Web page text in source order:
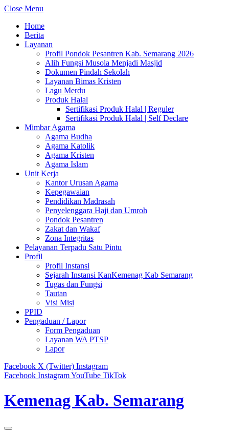
Close Menu
Home
Berita
Layanan
Profil Pondok Pesantren Kab. Semarang 2026
Alih Fungsi Musola Menjadi Masjid
Dokumen Pindah Sekolah
Layanan Bimas Kristen
Lagu Merdu
Produk Halal
Sertifikasi Produk Halal | Reguler
Sertifikasi Produk Halal | Self Declare
Mimbar Agama
Agama Budha
Agama Katolik
Agama Kristen
Agama Islam
Unit Kerja
Kantor Urusan Agama
Kepegawaian
Pendidikan Madrasah
Penyelenggara Haji dan Umroh
Pondok Pesantren
Zakat dan Wakaf
Zona Integritas
Pelayanan Terpadu Satu Pintu
Profil
Profil Instansi
Sejarah Instansi KanKemenag Kab Semarang
Tugas dan Fungsi
Tautan
Visi Misi
PPID
Pengaduan / Lapor
Form Pengaduan
Layanan WA PTSP
Lapor
Facebook X (Twitter) Instagram
Facebook InstagramYouTube TikTok
Kemenag Kab. Semarang